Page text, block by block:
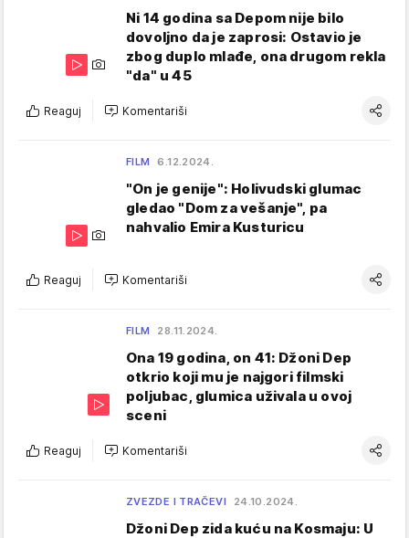
Ni 14 godina sa Depom nije bilo
dovoljno da je zaprosi: Ostavio je
zbog duplo mlađe, ona drugom rekla
"da" u 45
Reaguj Komentariši
FILM 6.12.2024.
"On je genije": Holivudski glumac
gledao "Dom za vešanje", pa
nahvalio Emira Kusturicu
Reaguj Komentariši
FILM 28.11.2024.
Ona 19 godina, on 41: Džoni Dep
otkrio koji mu je najgori filmski
poljubac, glumica uživala u ovoj
sceni
Reaguj Komentariši
ZVEZDE I TRAČEVI 24.10.2024.
Džoni Dep zida kuću na Kosmaju: U